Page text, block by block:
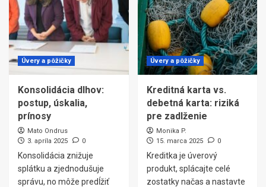
Úvery a pôžičky
Konsolidácia dlhov:
postup, úskalia,
prínosy
Mato Ondrus
3. apríla 2025
0
Konsolidácia znižuje
splátku a zjednodušuje
správu, no môže predĺžiť
Úvery a pôžičky
Kreditná karta vs.
debetná karta: riziká
pre zadlženie
Monika P.
15. marca 2025
0
Kreditka je úverový
produkt, splácajte celé
zostatky načas a nastavte